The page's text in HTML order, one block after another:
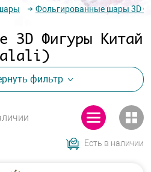
Фольгированные шары 3D
3D Фигуры Китай
фильтр
Есть в наличии